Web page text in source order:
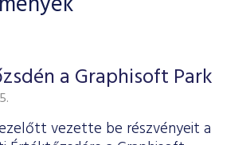
indexek
kötvény tőzsdei bevezetését
egyszerűen
a Graphisoft Park
vezette be részvényeit a